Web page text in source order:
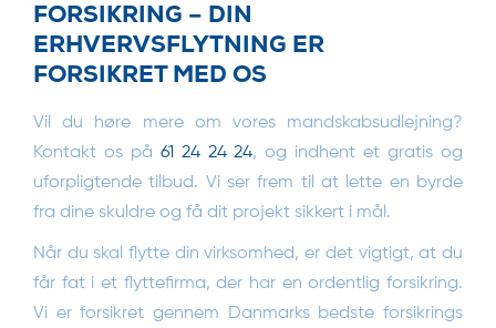
FORSIKRING – DIN
ERHVERVSFLYTNING ER
FORSIKRET MED OS
Vil du høre mere om vores mandskabsudlejning?
Kontakt os på 61 24 24 24, og indhent et gratis og
uforpligtende tilbud. Vi ser frem til at lette en byrde
fra dine skuldre og få dit projekt sikkert i mål.
Når du skal flytte din virksomhed, er det vigtigt, at du
får fat i et flyttefirma, der har en ordentlig forsikring.
Vi er forsikret gennem Danmarks bedste forsikrings